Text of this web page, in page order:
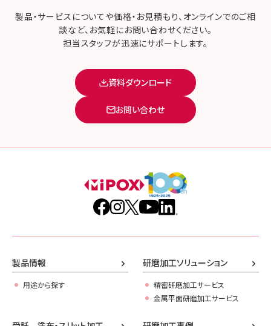
製品・サービスについてや価格・お見積もり、オンラインでのご相
談など、お気軽にお問い合わせください。
担当スタッフが迅速にサポートします。
資料ダウンロード
お問い合わせ
製品情報
用途から探す
研磨加工ソリューション
精密研磨加工サービス
金属平面研磨加工サービス